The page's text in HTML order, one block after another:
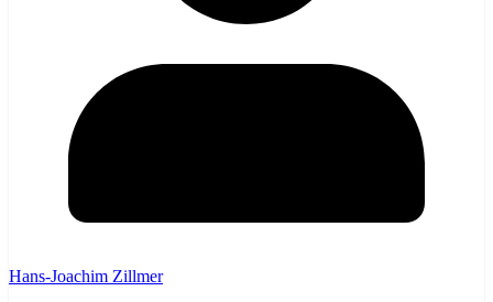
Hans-Joachim Zillmer